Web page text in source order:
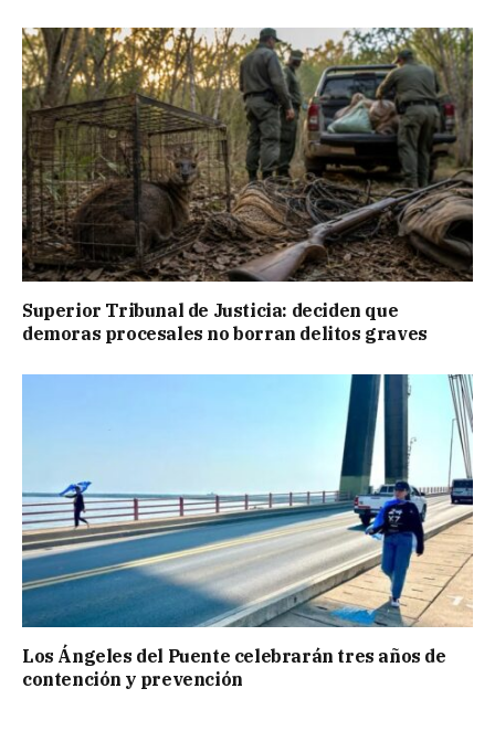
Superior Tribunal de Justicia: deciden que
demoras procesales no borran delitos graves
Los Ángeles del Puente celebrarán tres años de
contención y prevención